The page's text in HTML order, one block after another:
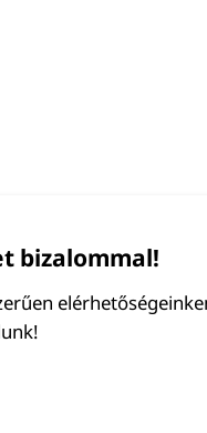
bizalommal!